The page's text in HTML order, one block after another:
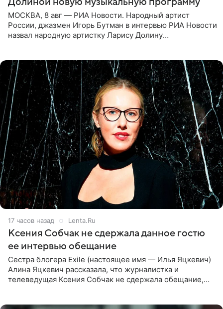
МОСКВА, 8 авг — РИА Новости. Народный артист
России, джазмен Игорь Бутман в интервью РИА Новости
назвал народную артистку Ларису Долину
17 часов назад Lenta.Ru
Ксения Собчак не сдержала данное гостю
ее интервью обещание
Сестра блогера Exile (настоящее имя — Илья Яцкевич)
Алина Яцкевич рассказала, что журналистка и
телеведущая Ксения Собчак не сдержала обещание,